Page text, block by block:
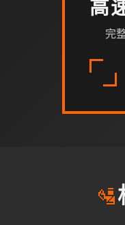
高
完
🛂